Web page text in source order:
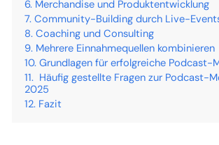
Merchandise und Produktentwicklung
Community-Building durch Live-
Coaching und Consulting
Mehrere Einnahmequellen kombinieren
Grundlagen für erfolgreiche Podcast-
Häufig gestellte Fragen zur Podcast-
2025
Fazit